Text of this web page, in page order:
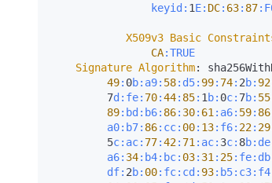
keyid: 1E: DC: 63: 87
X509v3 Basic
CA:TRUE
Signature Algorithm:
49: 0b: a9: 58:d5: 99: 74: 2b: 92
         7
d: fe: 70:44: 85: 1 b: 0c: 7b: 55
89:bd :b6: 86: 30: 61 :a6: 59: 86
a0: b7: 86:cc: 00: 13:f6: 22: 29
         5
c: ac: 77:42: 71 :ac: 3c: 8b:
a6: 34:b4:bc: 03: 31 : 25:fe:db
df: 2b: 00:fc:cd : 93:b5:c3:f4